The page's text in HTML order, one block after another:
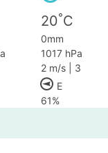
20°C
0mm
1017 hPa
2 m/s | 3
E
61%